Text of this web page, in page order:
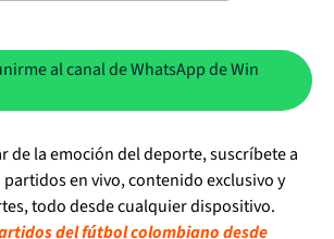
al canal de WhatsApp de Win
de la emoción del deporte, suscríbete a
partidos en vivo, contenido exclusivo y
todo desde cualquier dispositivo.
del fútbol colombiano desde